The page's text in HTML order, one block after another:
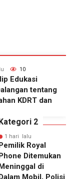
7
Bekali
BUMDes
dengan Pola
Kategori 2
1 hari lalu
Pemilik Royal
Phone Ditemukan
Meninggal di